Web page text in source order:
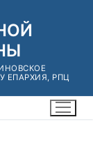
ЕПАРХИЯ, РПЦ